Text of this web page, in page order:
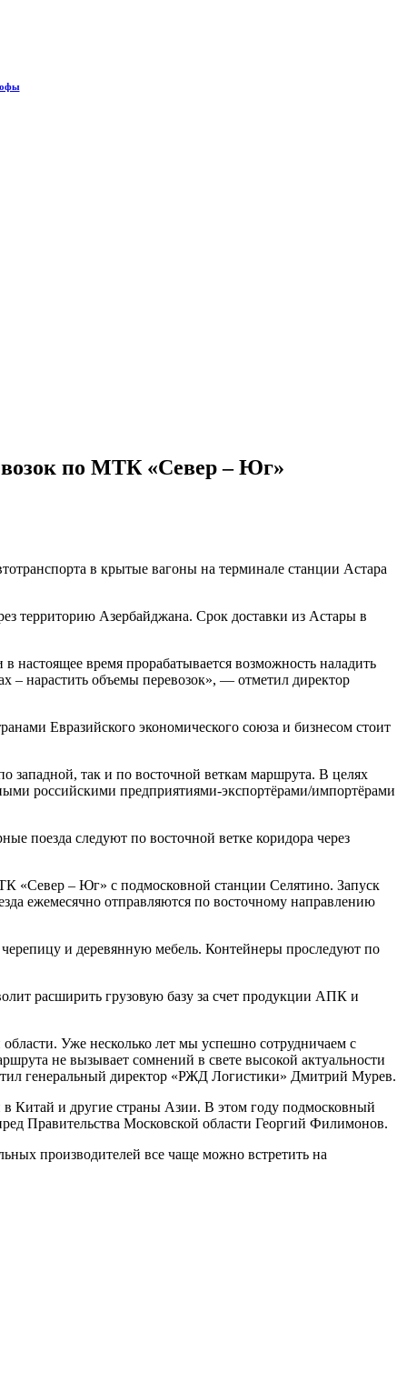
по МТК «Север – Юг»
в крытые вагоны на терминале станции Астара
территорию Азербайджана. Срок доставки из Астары в
время прорабатывается возможность наладить
– нарастить объемы перевозок», — отметил директор
Евразийского экономического союза и бизнесом стоит
западной, так и по восточной веткам маршрута. В целях
российскими предприятиями-экспортёрами/импортёрами
поезда следуют по восточной ветке коридора через
«Север – Юг» с подмосковной станции Селятино. Запуск
ежемесячно отправляются по восточному направлению
и деревянную мебель. Контейнеры проследуют по
расширить грузовую базу за счет продукции АПК и
Уже несколько лет мы успешно сотрудничаем с
не вызывает сомнений в свете высокой актуальности
генеральный директор «РЖД Логистики» Дмитрий Мурев.
в Китай и другие страны Азии. В этом году подмосковный
Правительства Московской области Георгий Филимонов.
производителей все чаще можно встретить на